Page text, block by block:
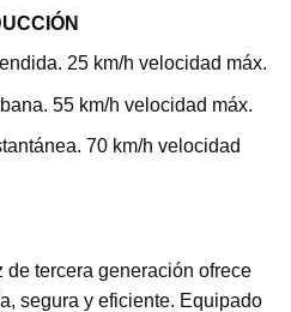
25 km/h velocidad máx.
55 km/h velocidad máx.
70 km/h velocidad
tercera generación ofrece
segura y eficiente. Equipado